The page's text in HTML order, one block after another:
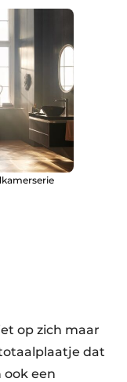
op zich maar
dat
ook een